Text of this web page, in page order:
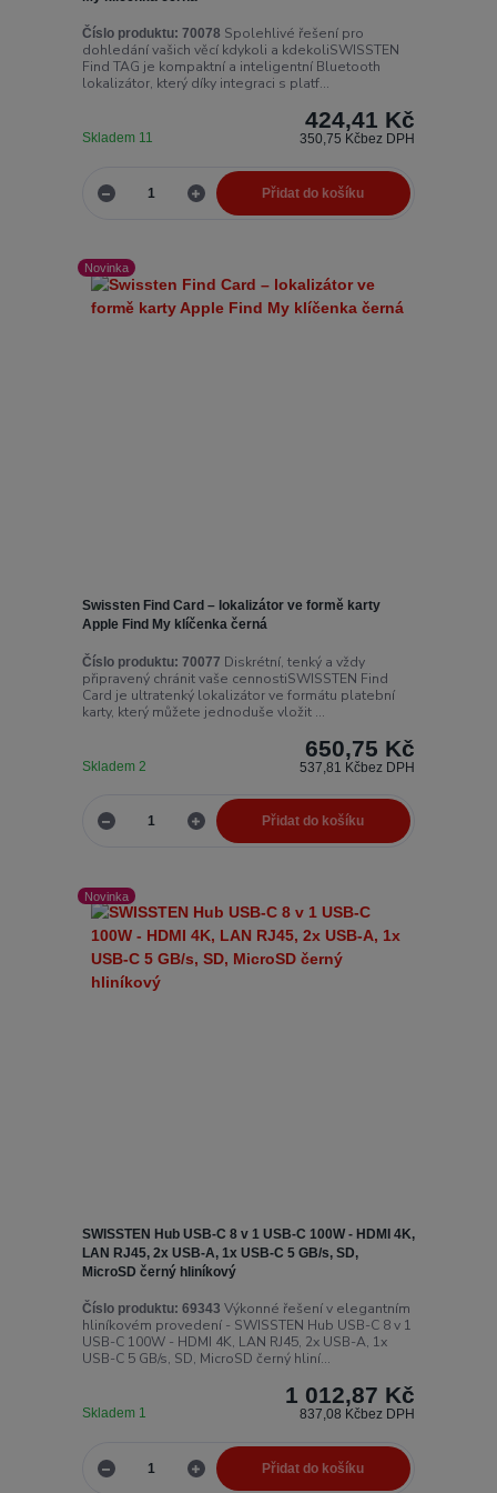
Číslo produktu: 70078 Spolehlivé řešení pro
dohledání vašich věcí kdykoli a kdekoliSWISSTEN
Find TAG je kompaktní a inteligentní Bluetooth
lokalizátor, který díky integraci s platf...
424,41 Kč
350,75 Kčbez DPH
Skladem 11
Přidat do košíku
Novinka
Swissten Find Card – lokalizátor ve formě karty
Apple Find My klíčenka černá
Číslo produktu: 70077 Diskrétní, tenký a vždy
připravený chránit vaše cennostiSWISSTEN Find
Card je ultratenký lokalizátor ve formátu platební
karty, který můžete jednoduše vložit ...
650,75 Kč
537,81 Kčbez DPH
Skladem 2
Přidat do košíku
Novinka
SWISSTEN Hub USB-C 8 v 1 USB-C 100W - HDMI 4K,
LAN RJ45, 2x USB-A, 1x USB-C 5 GB/s, SD,
MicroSD černý hliníkový
Číslo produktu: 69343 Výkonné řešení v elegantním
hliníkovém provedení - SWISSTEN Hub USB-C 8 v 1
USB-C 100W - HDMI 4K, LAN RJ45, 2x USB-A, 1x
USB-C 5 GB/s, SD, MicroSD černý hliní...
1 012,87 Kč
837,08 Kčbez DPH
Skladem 1
Přidat do košíku